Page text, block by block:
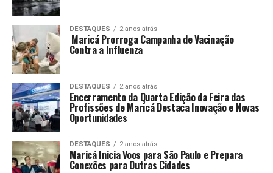
DESTAQUES 2 anos atrás
Maricá Prorroga Campanha de Vacinação
Contra a Influenza
DESTAQUES 2 anos atrás
Encerramento da Quarta Edição da Feira das
Profissões de Maricá Destaca Inovação e Novas
Oportunidades
DESTAQUES 2 anos atrás
Maricá Inicia Voos para São Paulo e Prepara
Conexões para Outras Cidades